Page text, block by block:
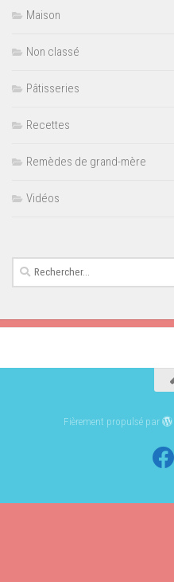
Maison
Non classé
Pâtisseries
Recettes
Remèdes de grand-mère
Vidéos
Rechercher :
Fièrement propulsé par